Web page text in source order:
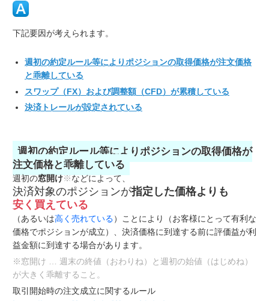
下記要因が考えられます。
週初の約定ルール等によりポジションの取得価格が注文価格
と乖離している
スワップ（FX）および調整額（CFD）が累積している
決済トレールが設定されている
週初の約定ルール等によりポジションの取得価格が
注文価格と乖離している
週初の窓開け※などによって、
決済対象のポジションが指定した価格よりも
安く買えている
（あるいは高く売れている）ことにより（お客様にとって有利な
価格でポジションが成立）、決済価格に到達する前に評価益が利
益金額に到達する場合があります。
※窓開け … 週末の終値（おわりね）と週初の始値（はじめね）
が大きく乖離すること。
取引開始時の注文成立に関するルール